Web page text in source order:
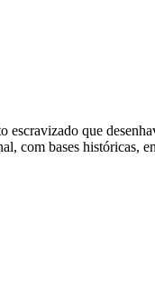
que
com bases históricas,